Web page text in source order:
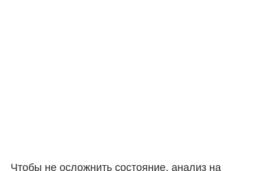
Чтобы не осложнить состояние, анализ на